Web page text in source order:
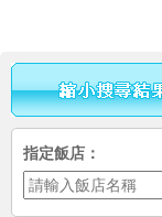
指定飯店：